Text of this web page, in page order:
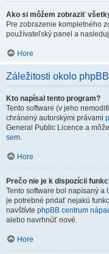
Ako si môžem zobraziť
Pre zobrazenie kompletného
používateľský panel a
Hore
Záležitosti okolo phpBB
Kto napísal tento program?
Tento software (v jeho
chránený autorskými právami
General Public Licence a
sem.
Hore
Prečo nie je k dispozícii
Tento software bol napísaný a
je potrebné pridať nejakú
navštívte phpBB centrum
alebo navrhnúť nové.
Hore